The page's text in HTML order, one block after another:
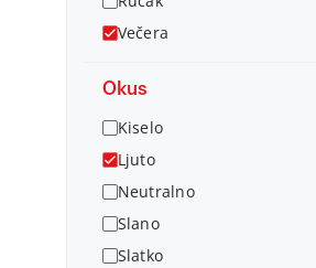
Večera
Okus
Kiselo
Ljuto
Neutralno
Slano
Slatko